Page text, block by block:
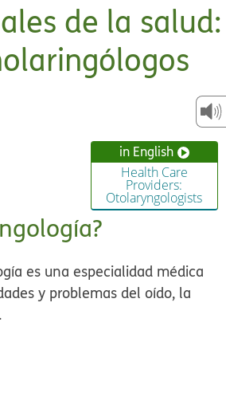
de la salud:
in English
Health Care
Providers:
Otolaryngologists
es una especialidad médica
y problemas del oído, la